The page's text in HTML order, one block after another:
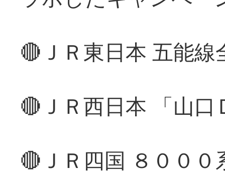
🔴ＪＲ東日本 五能
🔴ＪＲ西日本 「山
🔴ＪＲ四国 ８００